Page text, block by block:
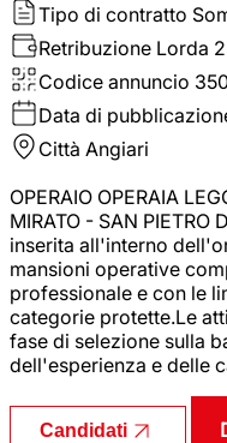
Tipo di contratto
Retribuzione Lorda
Codice annuncio
Data di
Città Angiari
OPERAIO OPERAIA
MIRATO - SAN PIETRO
inserita all'interno
mansioni operative
professionale e con le
categorie protette.Le
fase di selezione sulla
dell'esperienza e delle
Candidati